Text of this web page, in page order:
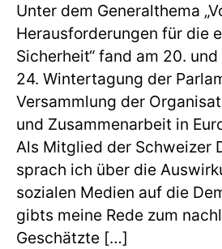
Unter dem Generalthema
Herausforderungen für die
Sicherheit“ fand am 20.
24. Wintertagung der
Versammlung der
und Zusammenarbeit in
Als Mitglied der Schweizer
sprach ich über die
sozialen Medien auf die
gibts meine Rede zum
Geschätzte […]